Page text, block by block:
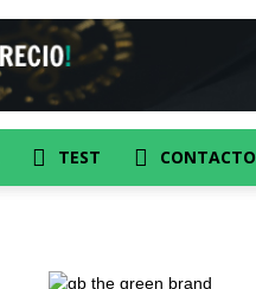
TEST CONTACTO